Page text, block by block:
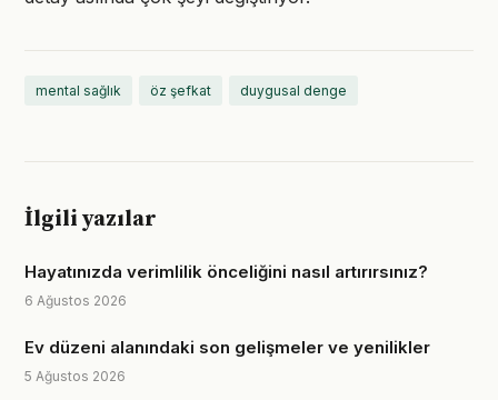
mental sağlık öz şefkat duygusal denge
İlgili yazılar
Hayatınızda verimlilik önceliğini nasıl artırırsınız?
6 Ağustos 2026
Ev düzeni alanındaki son gelişmeler ve yenilikler
5 Ağustos 2026